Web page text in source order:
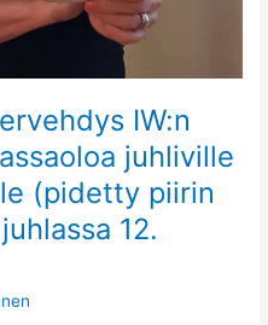
IW:n
juhliville
(pidetty piirin
12.